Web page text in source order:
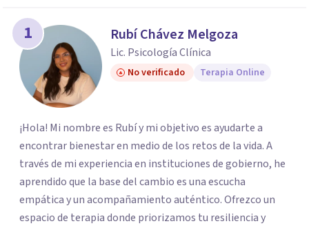
1 Rubí Chávez Melgoza
Lic. Psicología Clínica
No verificado Terapia Online
¡Hola! Mi nombre es Rubí y mi objetivo es ayudarte a
encontrar bienestar en medio de los retos de la vida. A
través de mi experiencia en instituciones de gobierno, he
aprendido que la base del cambio es una escucha
empática y un acompañamiento auténtico. ​Ofrezco un
espacio de terapia donde priorizamos tu resiliencia y